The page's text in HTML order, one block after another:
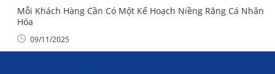
Mỗi Khách Hàng Cần Có Một Kế Hoạch Niềng Răng Cá Nhân
Hóa
09/11/2025